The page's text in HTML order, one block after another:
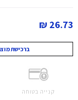
26.73 ₪
ברכישת מוצר זה
קנייה בטוחה